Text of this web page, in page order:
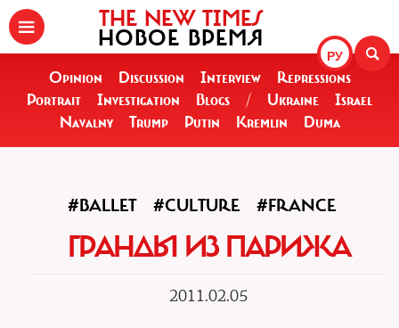
РУ
THE NEW TIMES
НОВОЕ ВРЕМЯ
Opinion Discussion Interview
Repressions
Portrait
Investigation Blogs / Ukraine
Israel
Navalny
Trump Putin Kremlin Duma
#BALLET #CULTURE #FRANCE
ГРАНДЫ ИЗ ПАРИЖА
2011.02.05